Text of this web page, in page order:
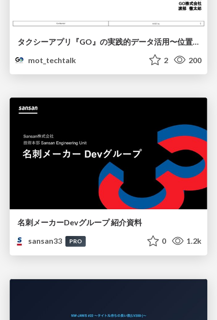
mot_techtalk
2 200
名刺メーカーDevグループ 紹介資料
sansan33
PRO 0 1.2k